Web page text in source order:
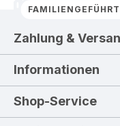
Zahlung &
Informationen
Shop-Service